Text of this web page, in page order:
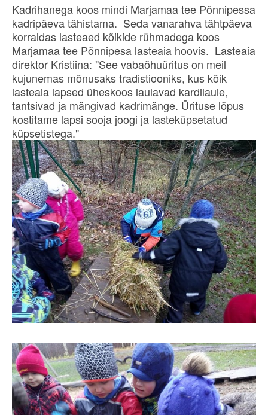
Kadrihanega koos mindi Marjamaa tee Põnnipessa
kadripäeva tähistama. Seda vanarahva tähtpäeva
korraldas lasteaed kõikide rühmadega koos
Marjamaa tee Põnnipesa lasteaia hoovis. Lasteaia
direktor Kristiina: "See vabaõhuüritus on meil
kujunemas mõnusaks tradistiooniks, kus kõik
lasteaia lapsed üheskoos laulavad kardilaule,
tantsivad ja mängivad kadrimänge. Ürituse lõpus
kostitame lapsi sooja joogi ja lasteküpsetatud
küpsetistega."